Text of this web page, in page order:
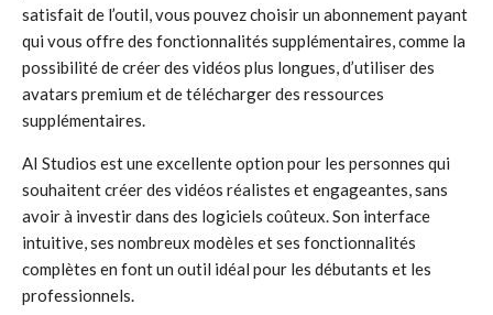
satisfait de l’outil, vous pouvez choisir un abonnement payant
qui vous offre des fonctionnalités supplémentaires, comme la
possibilité de créer des vidéos plus longues, d’utiliser des
avatars premium et de télécharger des ressources
supplémentaires.
AI Studios est une excellente option pour les personnes qui
souhaitent créer des vidéos réalistes et engageantes, sans
avoir à investir dans des logiciels coûteux. Son interface
intuitive, ses nombreux modèles et ses fonctionnalités
complètes en font un outil idéal pour les débutants et les
professionnels.